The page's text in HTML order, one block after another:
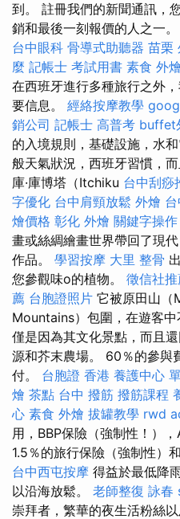
到。 註冊我們的新聞通訊，
銷和最後一刻報價的人之一。
台中眼科 骨導式助聽器 苗栗
麼 記帳士 考試用書 素食 外燴
在西班牙進行多種旅行之外
要信息。 經絡按摩教學
銷公司 記帳士 高普考 buffet
的入境規則，基礎設施，水
般天氣狀況，西班牙習慣，
庫·庫博塔（Itchiku 台中刮痧
字優化 台中肩頸放鬆 外燴 台
燴價格 彰化 外燴 關鍵字操作
畫或絲綢繪畫世界帶回了現
作品。 學習按摩 大里 整骨
您參觀味o的植物。 徵信社
薦 台胞證照片 它被原田山
Mountains）包圍，在遊客
僅是因為其文化景點，而且
源和芥末農場。 60％的參與
付。 台胞證 香港 養護中心
燴 茶點 台中 撥筋 撥筋課程
心 素食 外燴 拔罐教學 rwd
用，BBP保險（強制性！）
1.5％的旅行保險（強制性）
台中西屯按摩 得益於最低降
以沿海放鬆。 老師整復 詠春
崇拜者，繁華的夜生活粉絲